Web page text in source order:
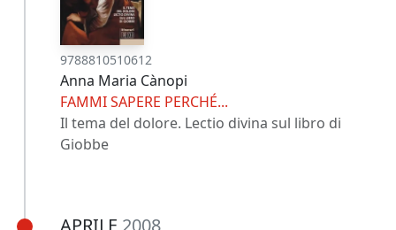
9788810510612
Anna Maria Cànopi
FAMMI SAPERE PERCHÉ...
Il tema del dolore. Lectio divina sul libro di
Giobbe
APRILE 2008